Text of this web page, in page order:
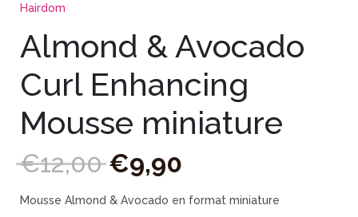
Hairdom
Almond & Avocado
Curl Enhancing
Mousse miniature
€12,00 €9,90
Mousse Almond & Avocado en format miniature